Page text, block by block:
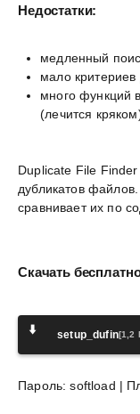
Недостатки:
медленный
мало
много функций
(лечится
Duplicate File
дубликатов
сравнивает их по
Скачать
⬇️ setup_dufin[1,2
Пароль: softload |